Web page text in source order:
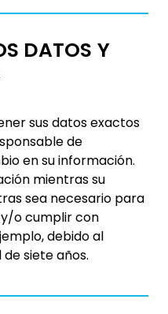
DATOS Y
sus datos exactos
de
en su información.
mientras su
sea necesario para
o cumplir con
debido al
siete años.